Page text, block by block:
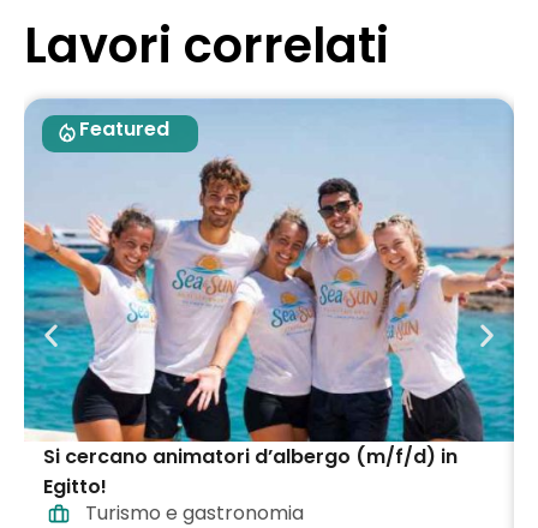
Lavori correlati
Featured
Si cercano animatori d’albergo (m/f/d) in
Egitto!
Turismo e gastronomia